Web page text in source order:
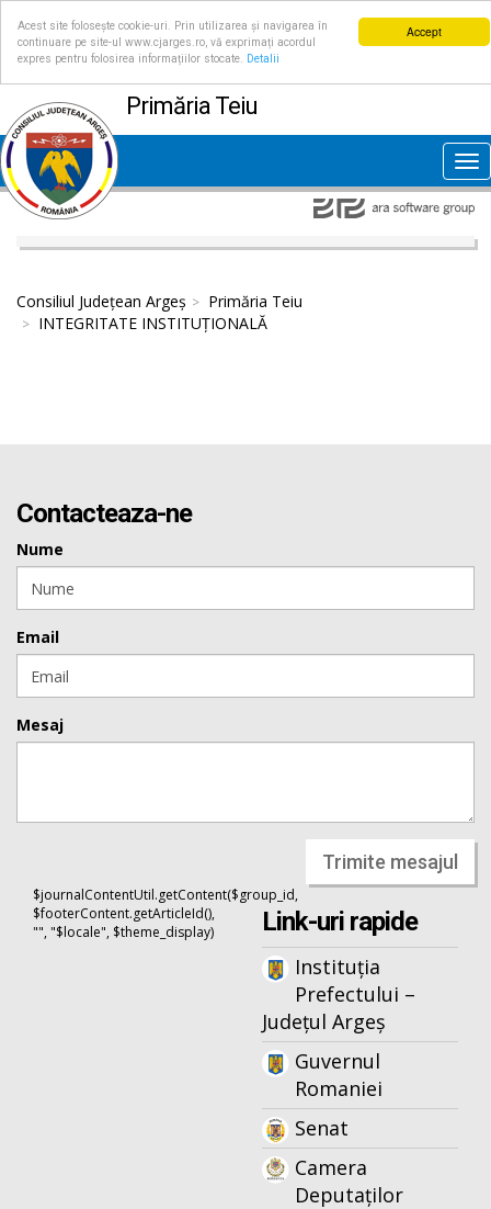
Accept
Acest site folosește cookie-uri. Prin utilizarea și navigarea în
continuare pe site-ul www.cjarges.ro, vă exprimați acordul
expres pentru folosirea informațiilor stocate.
Detalii
Primăria Teiu
Consiliul Județean Argeș
Primăria Teiu
INTEGRITATE INSTITUȚIONALĂ
Contacteaza-ne
Nume
Email
Mesaj
Trimite mesajul
$journalContentUtil.getContent($group_id,
$footerContent.getArticleId(),
"", "$locale", $theme_display)
Link-uri rapide
Instituția
Prefectului –
Județul Argeș
Guvernul
Romaniei
Senat
Camera
Deputaților